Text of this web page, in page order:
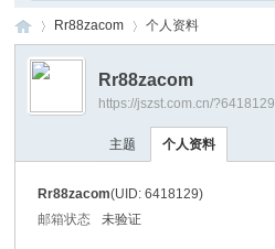
›
Rr88zacom 个人资料
Rr88zacom
https://jszst.com.cn/?6418129
主题 个人资料
Rr88zacom(UID: 6418129)
邮箱状态
未验证